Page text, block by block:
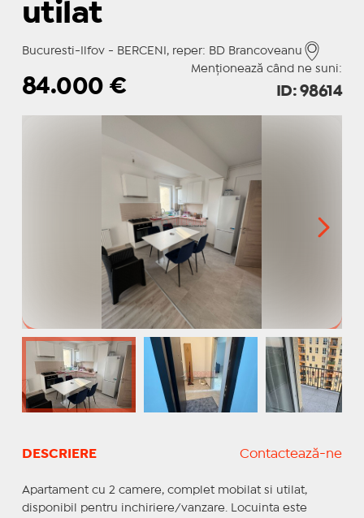
utilat
Bucuresti-Ilfov - BERCENI, reper: BD Brancoveanu
Menționează când ne suni:
84.000€ ID: 98614
DESCRIERE Contactează-ne
Apartament cu 2 camere, complet mobilat si utilat,
disponibil pentru inchiriere/vanzare. Locuinta este